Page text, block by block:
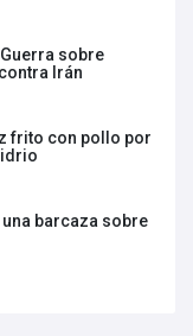
sobre
Irán
frito con pollo por
barcaza sobre